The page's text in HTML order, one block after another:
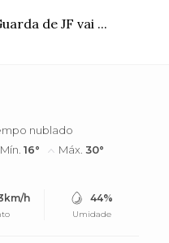
de JF vai ...
nublado
Mín.16° Máx.30°
h 44%
Umidade